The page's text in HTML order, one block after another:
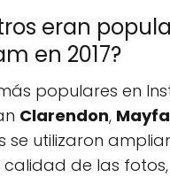
eran
en 2017?
populares en
Clarendon,
se utilizaron
de las